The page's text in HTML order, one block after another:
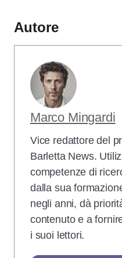
Autore
Marco Mingardi
Vice redattore del
Barletta News.
competenze di
dalla sua
negli anni, dà
contenuto e a
i suoi lettori.